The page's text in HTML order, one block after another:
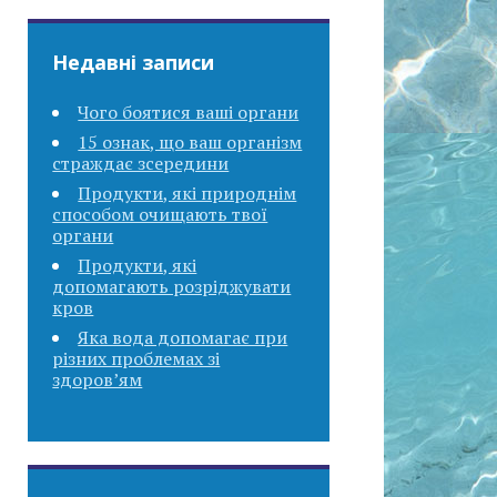
Недавні записи
Чого боятися ваші органи
15 ознак, що ваш організм
страждає зсередини
Продукти, які природнім
способом очищають твої
органи
Продукти, які
допомагають розріджувати
кров
Яка вода допомагає при
різних проблемах зі
здоров’ям